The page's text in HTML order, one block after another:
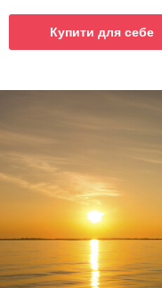
Купити для себе